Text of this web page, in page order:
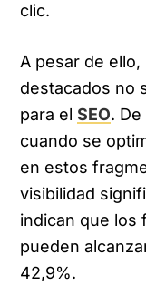
clic.
A pesar de
destacados no
para el SEO.
cuando se
en estos
visibilidad
indican que los
pueden
42,9%.